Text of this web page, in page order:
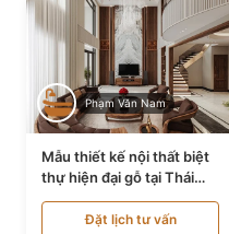
Phạm Văn Nam
Mẫu thiết kế nội thất biệt
thự hiện đại gỗ tại Thái
Bình NT9188719
Đặt lịch tư vấn